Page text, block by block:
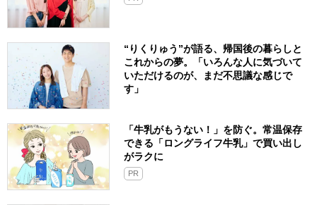
“りくりゅう”が語る、帰国後の暮らしと
これからの夢。「いろんな人に気づいて
いただけるのが、まだ不思議な感じで
す」
「牛乳がもうない！」を防ぐ。常温保存
できる「ロングライフ牛乳」で買い出し
がラクに
PR